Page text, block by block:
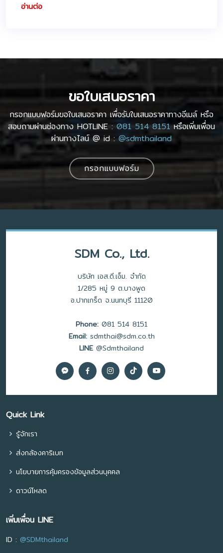
อ่านต่อ
ขอใบเสนอราคา
กรอกแบบฟอร์มขอใบเสนอราคา เพื่อรับใบเสนอราคาทางอีเมล์ หรือ
สอบถามผ่านช่องทาง HOTLINE : 081 514 8151หรือเพิ่มเพื่อน
ผ่านทางไลน์ @ id : @sdmthailand
กรอกแบบฟอร์ม
SDM Co., Ltd.
บริษัท เอส.ดี.เอ็ม. จำกัด
1/285 หมู่ 9 ต.บางพูด
อ.ปากเกร็ด จ.นนทบุรี 11120
Phone: 081 514 8151
Email:sdmthai@sdm.co.th
LINE @Sdmthailand
Quick Link
รู้จักเรา
ส่งกล้องคาริเบท
นโยบายการคุ้มครองข้อมูลส่วนบุคคล
ดาวน์โหลด
เพิ่มเพื่อน LINE
ID : @SDMthailand